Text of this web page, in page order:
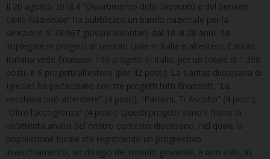
Il 20 agosto 2018 il “Dipartimento della Gioventù e del Servizio
Civile Nazionale” ha pubblicato un bando nazionale per la
selezione di 28.967 giovani volontari, dai 18 ai 28 anni, da
impiegare in progetti di servizio civile in Italia e all’estero. Caritas
Italiana vede finanziati 199 progetti in Italia, per un totale di 1.398
posti, e 6 progetti all’estero (per 42 posti). La Caritas diocesana di
Iglesias ha partecipato con tre progetti tutti finanziati: “La
vecchiaia può attendere” (4 posti); “Parlami, Ti Ascolto” (4 posti);
“Oltre l’accoglienza” (4 posti). Questi progetti sono il frutto di
un’attenta analisi del nostro contesto diocesano, nel quale la
popolazione locale sta registrando un progressivo
invecchiamento, un disagio del mondo giovanile, e non solo, in